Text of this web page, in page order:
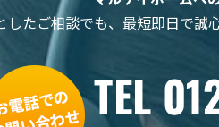
したご相談でも、最短即日で誠